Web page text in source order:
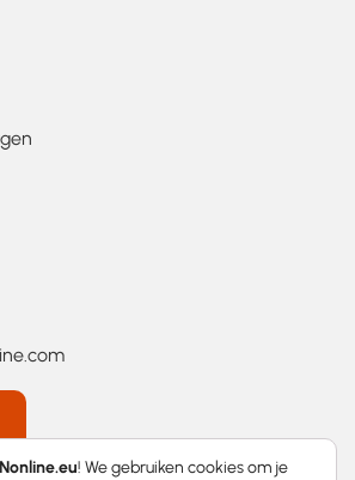
! We gebruiken cookies om je